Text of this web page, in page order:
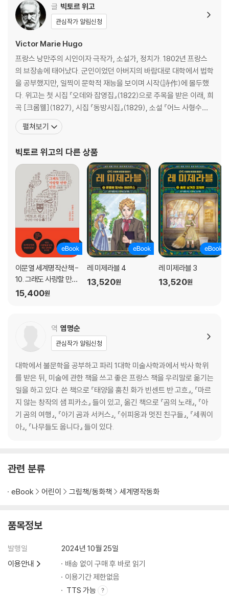
5. 한밤의 추적에 숨죽인 사냥개 떼
6. 프티 픽퓌스
7. 덧붙이는 말
8. 묘지는 사람들이 주는 것을 받는다
3부 마리우스
1. 티끌을 통해 본 파리
2. 대단한 부르주아
3. 할아버지와 손자
5. 훌륭한 불행
7. 파트롱 미네트
8. 사악한 가난뱅이
4부 플뤼메 길의 서정시와 생드니 길의 서사시
1. 간추린 역사
2. 에포닌
3. 플뤼메 길의 집
4. 낮은 곳도 높은 곳에 도움을 줄 수 있다.
5. 끝은 시작을 닮지 않는다
6. 소년 가브로슈
7. 은어
9. 그들은 어디로 가나
11. 티끌은 폭풍과 친하다
13. 어둠 속으로 들어간 마리우스
14. 위대한 절망
15. 옴므 아르메 길
5부 장 발장
1. 네 벽 안의 전쟁
2. 레비아탄의 내장
3. 진창, 그러나 영혼
6. 하얗게 지새운 밤
8. 이운 저녁 햇살
옮긴이의 말
작가 연보
글 빅토르 위고
관심작가 알림신청
Victor Marie Hugo
프랑스 낭만주의 시인이자 극작가, 소설가, 정치가. 1802년 프랑스
의 브장송에 태어났다. 군인이었던 아버지의 바람대로 대학에서 법학
을 공부했지만, 일찍이 문학적 재능을 보이며 시작(詩作)에 몰두했
다. 위고는 첫 시집 『오데와 잡영집』(1822)으로 주목을 받은 이래, 희
곡 [크롬웰](1827), 시집 『동방시집』(1829), 소설 『어느 사형수의
마지막 날』(1829) 등을 발표하며 문단의 총아로 떠올랐다. 특히 [크
롬웰]에 부친 서문은 고전주의 극 이론에 대항한 낭만주의 극 이론의
마련했다. 7월 혁명의 해
펼쳐보기
빅토르 위고의 다른 상품
이문열 세계명작산책 -
10. 그래도 사랑할 만한
인간
15,400원
레 미제라블 4
13,520원
레 미제라블 3
13,520원
역 염명순
관심작가 알림신청
대학에서 불문학을 공부하고 파리 1대학 미술사학과에서 박사 학위
를 받은 뒤, 미술에 관한 책을 쓰고 좋은 프랑스 책을 우리말로 옮기는
일을 하고 있다. 쓴 책으로 『태양을 훔친 화가 빈센트 반 고흐』, 『마르
지 않는 창작의 샘 피카소』 들이 있고, 옮긴 책으로 『곰의 노래』, 『아
기 곰의 여행』, 『아기 곰과 서커스』, 『쉬피옹과 멋진 친구들』, 『세쿼이
아』, 『나무들도 웁니다』 들이 있다.
관련 분류
eBook 어린이 그림책/동화책 세계명작동화
품목정보
발행일
2024년 10월 25일
이용안내
배송 없이 구매 후 바로 읽기
이용기간 제한없음
TTS 가능